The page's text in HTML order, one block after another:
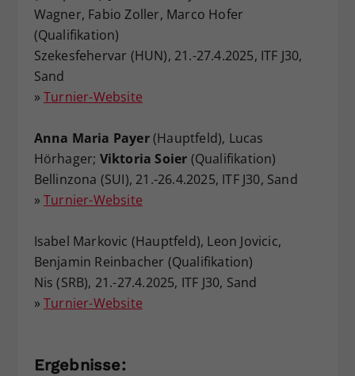
Wagner, Fabio Zoller, Marco Hofer
(Qualifikation)
Szekesfehervar (HUN), 21.-27.4.2025, ITF J30,
Sand
» Turnier-Website
Anna Maria Payer(Hauptfeld), Lucas
Hörhager; Viktoria Soier (Qualifikation)
Bellinzona (SUI), 21.-26.4.2025, ITF J30, Sand
» Turnier-Website
Isabel Markovic (Hauptfeld), Leon Jovicic,
Benjamin Reinbacher (Qualifikation)
Nis (SRB), 21.-27.4.2025, ITF J30, Sand
» Turnier-Website
Ergebnisse: